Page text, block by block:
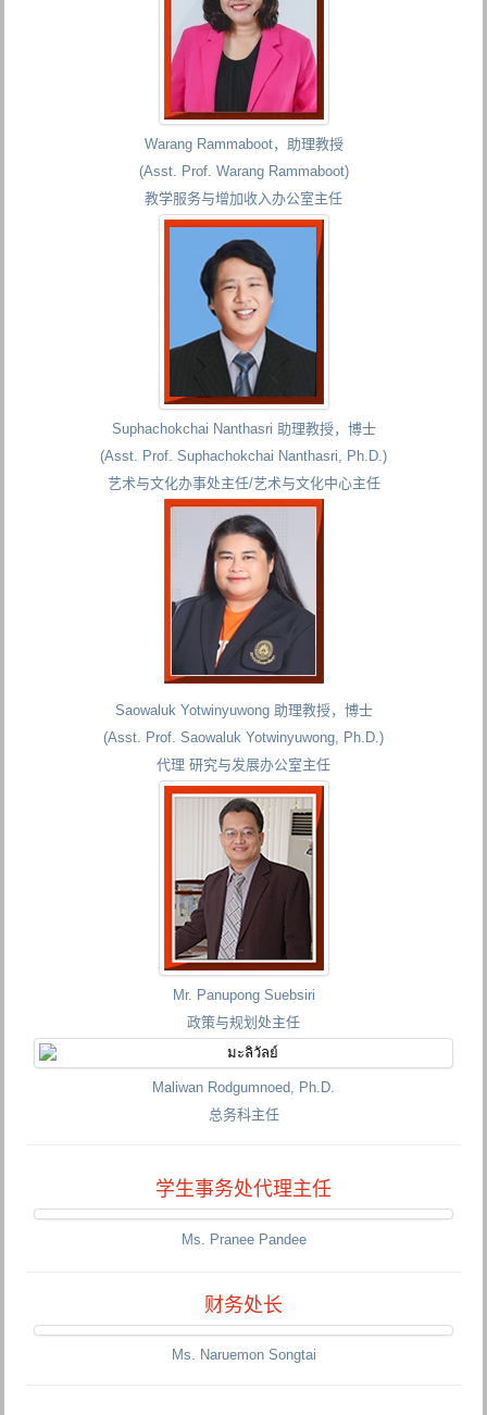
Warang Rammaboot，助理教授
(Asst. Prof. Warang Rammaboot)
教学服务与增加收入办公室主任
Suphachokchai Nanthasri 助理教授，博士
(Asst. Prof. Suphachokchai Nanthasri, Ph.D.)
艺术与文化办事处主任/艺术与文化中心主任
Saowaluk Yotwinyuwong 助理教授，博士
(Asst. Prof. Saowaluk Yotwinyuwong, Ph.D.)
代理 研究与发展办公室主任
Mr. Panupong Suebsiri
政策与规划处主任
Maliwan Rodgumnoed, Ph.D.
总务科主任
学生事务处代理主任
Ms. Pranee Pandee
财务处长
Ms. Naruemon Songtai